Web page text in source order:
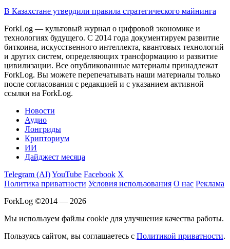
В Казахстане утвердили правила стратегического майнинга
ForkLog — культовый журнал о цифровой экономике и
технологиях будущего. С 2014 года документируем развитие
биткоина, искусственного интеллекта, квантовых технологий
и других систем, определяющих трансформацию и развитие
цивилизации. Все опубликованные материалы принадлежат
ForkLog. Вы можете перепечатывать наши материалы только
после согласования с редакцией и с указанием активной
ссылки на ForkLog.
Новости
Аудио
Лонгриды
Крипториум
ИИ
Дайджест месяца
Telegram (AI)YouTube Facebook X
Политика приватности Условия использования О нас Реклама
ForkLog ©2014 — 2026
Мы используем файлы cookie для улучшения качества работы.
Пользуясь сайтом, вы соглашаетесь с Политикой приватности.